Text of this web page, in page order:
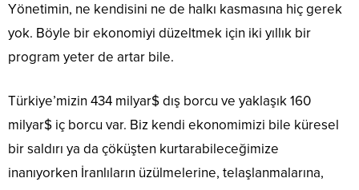
Yönetimin, ne kendisini ne de halkı kasmasına hiç gerek
yok. Böyle bir ekonomiyi düzeltmek için iki yıllık bir
program yeter de artar bile.
Türkiye’mizin 434 milyar$ dış borcu ve yaklaşık 160
milyar$ iç borcu var. Biz kendi ekonomimizi bile küresel
bir saldırı ya da çöküşten kurtarabileceğimize
inanıyorken İranlıların üzülmelerine, telaşlanmalarına,